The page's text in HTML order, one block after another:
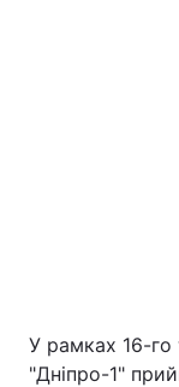
У рамках 16-го
"Дніпро-1"